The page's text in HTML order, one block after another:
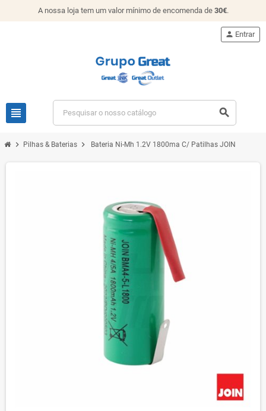
A nossa loja tem um valor mínimo de encomenda de 30€.
view_headline search
person Entrar
chevron_right Pilhas & Baterias chevron_right Bateria Ni-Mh 1.2V 1800ma C/ Patilhas JOIN